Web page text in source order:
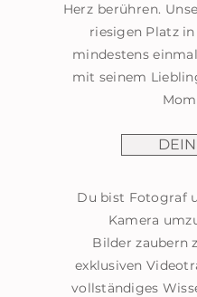
Herz berühren.
riesigen Platz
mindestens
mit seinem
Du bist Fotograf
Kamera
Bilder zaubern
exklusiven
vollständiges